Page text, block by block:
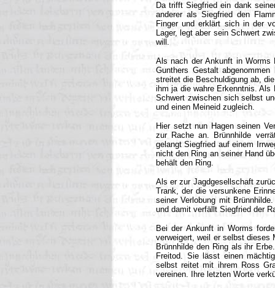
Da trifft Siegfried ein dank
anderer als Siegfried den
Finger und erklärt sich in der
Lager, legt aber sein Schwert
will.
Als nach der Ankunft in
Gunthers Gestalt
streitet die Beschuldigung ab,
ihm ja die wahre Erkenntnis.
Schwert zwischen sich selbst
und einen Meineid zugleich.
Hier setzt nun Hagen seinen
zur Rache an. Brünnhilde
gelangt Siegfried auf einem
nicht den Ring an seiner Hand
behält den Ring.
Als er zur Jagdgesellschaft
Trank, der die versunkene
seiner Verlobung mit
und damit verfällt Siegfried der
Bei der Ankunft in Worms
verweigert, weil er selbst dieses
Brünnhilde den Ring als ihr
Freitod. Sie lässt einen
selbst reitet mit ihrem Ross
vereinen. Ihre letzten Worte